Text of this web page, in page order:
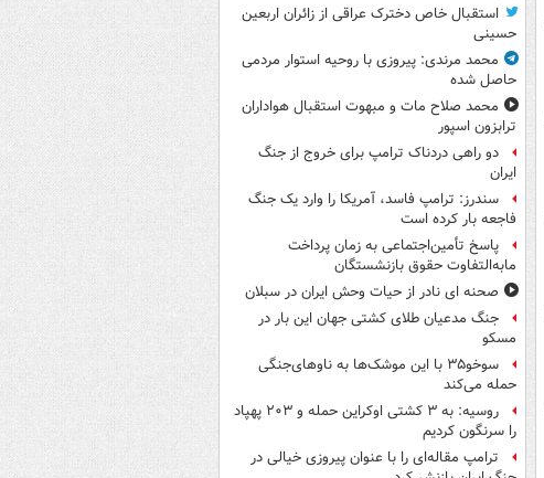
استقبال خاص دخترک عراقی از زائران اربعین
حسینی
محمد مرندی: پیروزی با روحیه استوار مردمی
حاصل شده
محمد صلاح مات و مبهوت استقبال هواداران
ترابزون اسپور
دو راهی دردناک ترامپ برای خروج از جنگ
ایران
سندرز: ترامپ فاسد، آمریکا را وارد یک جنگ
فاجعه بار کرده است
پاسخ تأمین‌اجتماعی به زمان پرداخت
مابه‌التفاوت حقوق بازنشستگان
صحنه ای نادر از حیات وحش ایران در سبلان
جنگ مدعیان طلای کشتی جهان این بار در
مسکو
سوخو۳۵ با این موشک‌ها به ناوهای‌جنگی
حمله می‌کند
روسیه: به ۳ کشتی اوکراین حمله و ۲۰۳ پهپاد
را سرنگون کردیم
ترامپ مقاله‌ای را با عنوان پیروزی خیالی در